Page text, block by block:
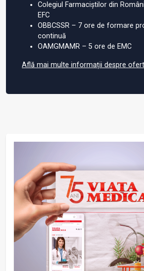
Colegiul Farmaciștilor din
EFC
OBBCSSR – 7 ore de formare
continuă
OAMGMAMR – 5 ore de EMC
Află mai multe informații despre